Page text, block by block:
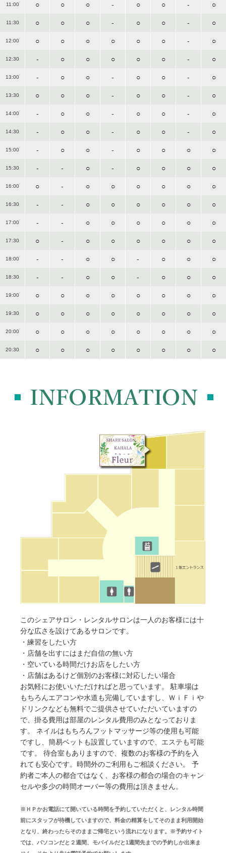
11:00 ○ ○ ○ - ○ ○ - ○
11:30 ○ ○ ○ - ○ ○ - ○
12:00 ○ ○ ○ ○ ○ ○ - ○
12:30 - ○ ○ ○ ○ ○ - ○
13:00 - ○ ○ - ○ ○ - ○
13:30 ○ ○ ○ - ○ ○ - ○
14:00 - ○ ○ - ○ ○ - ○
14:30 - ○ ○ - ○ ○ - ○
15:00 - ○ ○ - ○ ○ ○ ○
15:30 - - ○ - ○ ○ ○ ○
16:00 ○ - ○ ○ ○ ○ ○ ○
16:30 - - ○ ○ ○ ○ ○ ○
17:00 - - ○ ○ ○ ○ ○ ○
17:30 ○ - ○ ○ ○ ○ ○ ○
18:00 - - ○ ○ - ○ ○ ○
18:30 - - ○ ○ - ○ ○ ○
19:00 ○ ○ ○ ○ ○ ○ ○ ○
19:30 ○ ○ ○ ○ ○ ○ ○ ○
20:00 ○ ○ ○ ○ ○ ○ ○ ○
20:30 ○ ○ ○ ○ ○ ○ ○ ○
このシェアサロン・レンタルサロンは一人のお客様には十
分な広さを設けてあるサロンです。
・練習をしたい方
・店舗を出すにはまだ自信の無い方
・空いている時間だけお店をしたい方
・店舗はあるけど個別のお客様に対応したい場合
お気軽にお使いいただければと思っています。 駐車場は
もちろんエアコンや水道も完備していますし、ＷｉＦｉや
ドリンクなども無料でご提供させていただいていますの
で、掛る費用は部屋のレンタル費用のみとなっておりま
す。 ネイルはもちろんフットマッサージ等の使用も可能
ですし、簡易ベットも設置していますので、エステも可能
です。 待合室もありますので、複数のお客様の予約を入
れても安心です。時間外のご利用もご相談ください。 予
約者ご本人の都合ではなく、お客様の都合の場合のキャン
セルや多少の時間オーバー等の費用は頂きません。
※ＨＰかお電話にて開いている時間を予約していただくと、レンタル時間
前にスタッフが待機していますので、料金の精算をしてそのまま利用開始
となり、終わったらそのままご帰宅という流れになります。※予約サイト
では、パソコンだと２週間、モバイルだと1週間先までの予約しか出来ま